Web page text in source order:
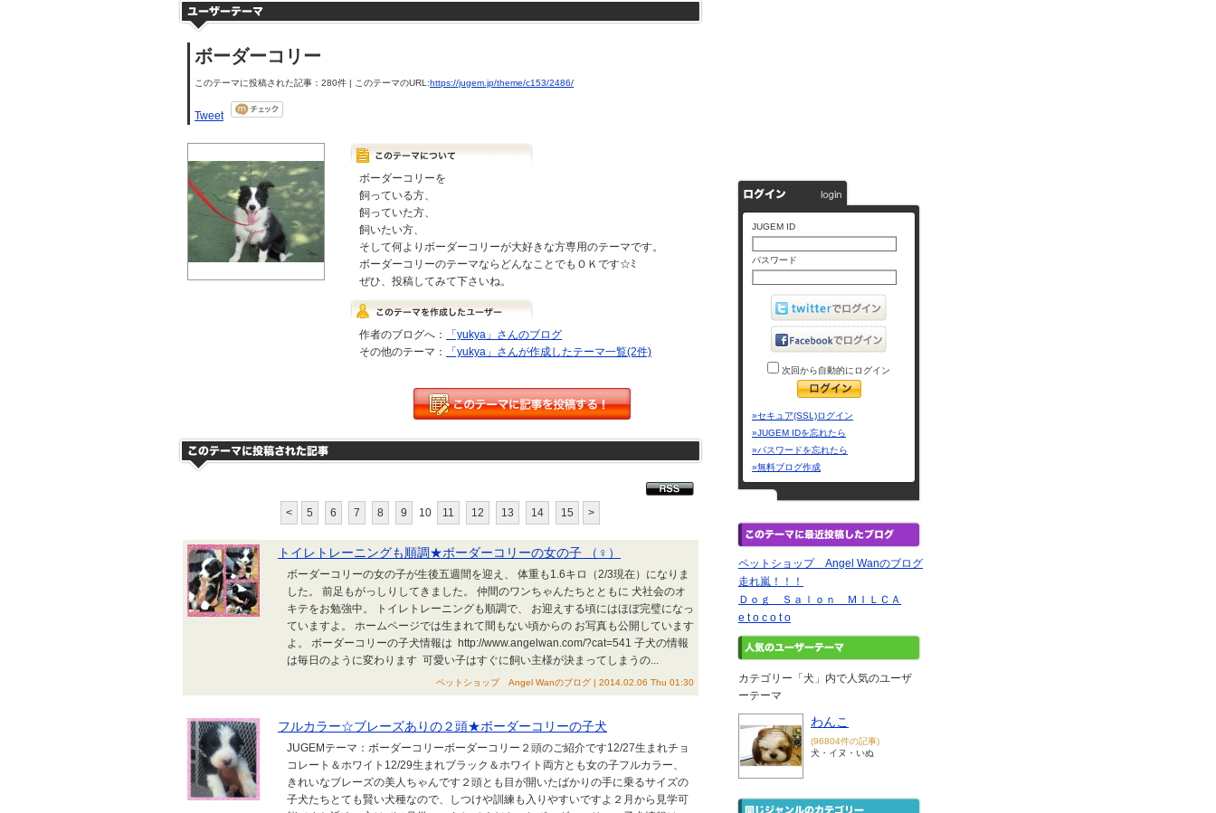
ボーダーコリー
このテーマに投稿された記事：280件 | このテーマのURL:https://jugem.jp/theme/c153/2486/
Tweet
ボーダーコリーを
飼っている方、
飼っていた方、
飼いたい方、
そして何よりボーダーコリーが大好きな方専用のテーマです。
ボーダーコリーのテーマならどんなことでもＯＫです☆ﾐ
ぜひ、投稿してみて下さいね。
作者のブログへ：
「yukya」さんのブログ
その他のテーマ：
「yukya」さんが作成したテーマ一覧(2件)
< 5 6 7 8 9 10 11 12 13 14 15 >
トイレトレーニングも順調★ボーダーコリーの女の子 （♀）
ボーダーコリーの女の子が生後五週間を迎え、 体重も1.6キロ（2/3現在）になりま
した。 前足もがっしりしてきました。 仲間のワンちゃんたちとともに 犬社会のオ
キテをお勉強中。 トイレトレーニングも順調で、 お迎えする頃にはほぼ完璧になっ
ていますよ。 ホームページでは生まれて間もない頃からの お写真も公開しています
よ。 ボーダーコリーの子犬情報は http://www.angelwan.com/?cat=541 子犬の情報
は毎日のように変わります 可愛い子はすぐに飼い主様が決まってしまうの...
ペットショップ Angel Wanのブログ | 2014.02.06 Thu 01:30
フルカラー☆ブレーズありの２頭★ボーダーコリーの子犬
JUGEMテーマ：ボーダーコリーボーダーコリー２頭のご紹介です12/27生まれチョ
コレート＆ホワイト12/29生まれブラック＆ホワイト両方とも女の子フルカラー、
きれいなブレーズの美人ちゃんです２頭とも目が開いたばかりの手に乗るサイズの
子犬たちとても賢い犬種なので、しつけや訓練も入りやすいですよ２月から見学可
JUGEM ID
パスワード
次回から自動的にログイン
»セキュア(SSL)ログイン
»JUGEM IDを忘れたら
»パスワードを忘れたら
»無料ブログ作成
ペットショップ Angel Wanのブログ
走れ嵐！！！
Ｄｏｇ Ｓａｌｏｎ ＭＩＬＣＡ
e t o c o t o
カテゴリー「犬」内で人気のユーザ
ーテーマ
わんこ
(96804件の記事)
犬・イヌ・いぬ